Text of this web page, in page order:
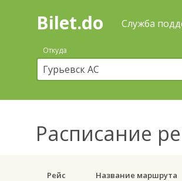
Поиск
покупка
билетов
автобус
онлайн
Bilet.do Служба
Откуда
Расписание
Рейс Название маршрута